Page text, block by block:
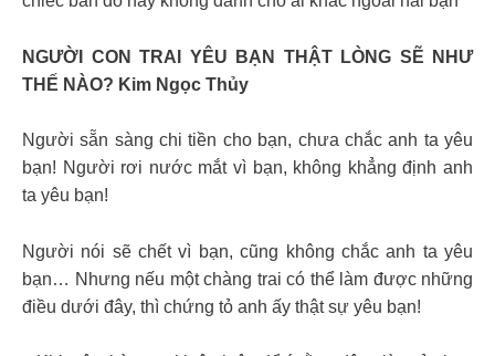
NGƯỜI CON TRAI YÊU BẠN THẬT LÒNG SẼ NHƯ
THẾ NÀO? Kim Ngọc Thủy
Người sẵn sàng chi tiền cho bạn, chưa chắc anh ta yêu
bạn! Người rơi nước mắt vì bạn, không khẳng định anh
ta yêu bạn!
Người nói sẽ chết vì bạn, cũng không chắc anh ta yêu
bạn… Nhưng nếu một chàng trai có thể làm được những
điều dưới đây, thì chứng tỏ anh ấy thật sự yêu bạn!